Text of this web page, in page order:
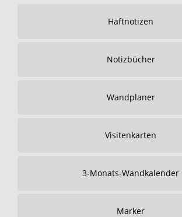
Haftnotizen
Notizbücher
Wandplaner
Visitenkarten
3-Monats-Wandkalender
Marker